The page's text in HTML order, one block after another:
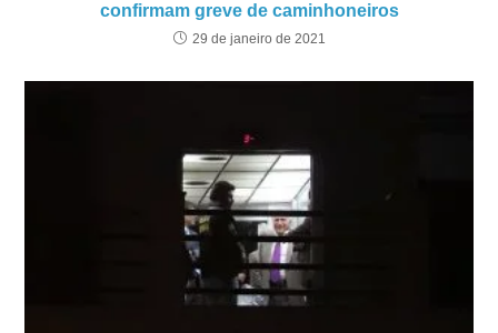
confirmam greve de caminhoneiros
29 de janeiro de 2021